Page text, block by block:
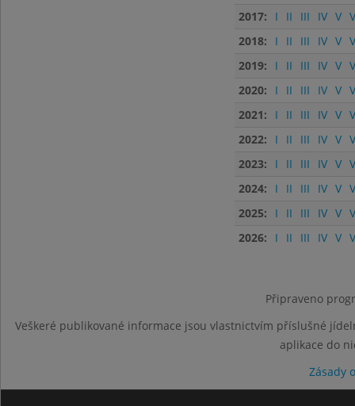
2017:
I II III IV V
2018:
I II III IV V
2019:
I II III IV V
2020:
I II III IV V
2021:
I II III IV V
2022:
I II III IV V
2023:
I II III IV V
2024:
I II III IV V
2025:
I II III IV V
2026:
I II III IV V
Připraveno
Veškeré publikované informace jsou vlastnictvím příslušné
aplikace do
Zásady